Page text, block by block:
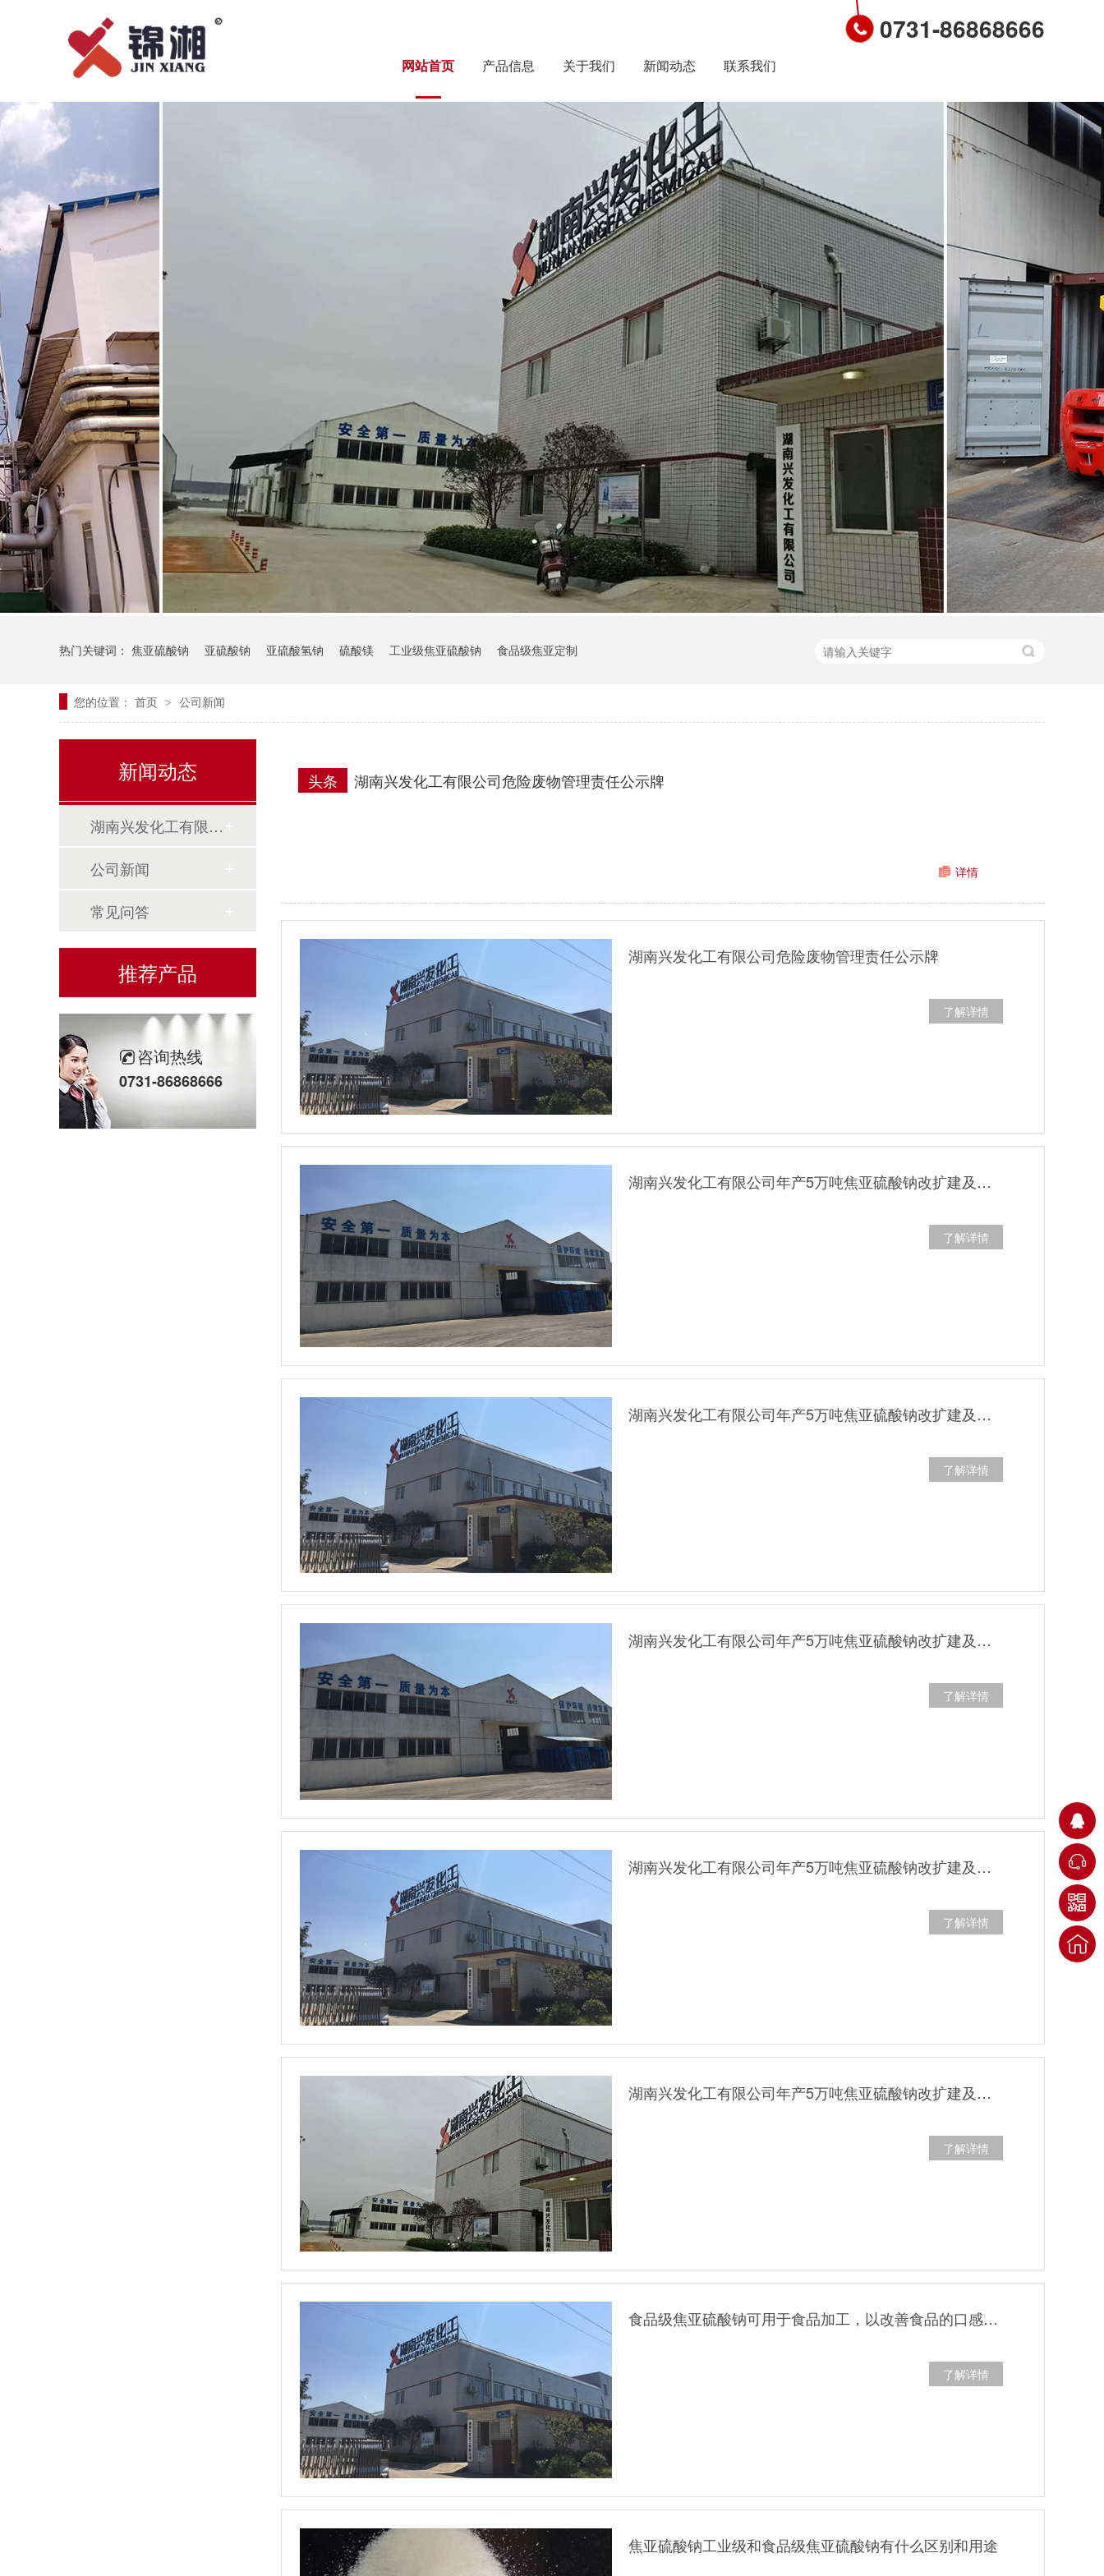
0731-86868666
网站首页 产品信息 关于我们 新闻动态 联系我们
热门关键词： 焦亚硫酸钠 亚硫酸钠 亚硫酸氢钠 硫酸镁 工业级焦亚硫酸钠 食品级焦亚定制
您的位置： 首页 > 公司新闻
湖南兴发化工有限公司危险废物管理责任公示牌
头条
详情
湖南兴发化工有限公司危险废物管理责任公示牌
了解详情
湖南兴发化工有限公司年产5万吨焦亚硫酸钠改扩建及年产1200吨七水硫酸镁项目阶段性（5万吨焦亚硫酸钠） 竣工环境保护验收公示
了解详情
湖南兴发化工有限公司年产5万吨焦亚硫酸钠改扩建及年产1200吨七水硫酸镁项目阶段性（5万吨焦亚硫酸钠） 竣工环境保护设施调试延期公示
了解详情
湖南兴发化工有限公司年产5万吨焦亚硫酸钠改扩建及年产1200吨七水硫酸镁项目阶段性（5万吨焦亚硫酸钠）竣工环保验收延期公示
了解详情
湖南兴发化工有限公司年产5万吨焦亚硫酸钠改扩建及年产1200吨七水硫酸镁项目阶段性（5万吨焦亚硫酸钠） 环境保护设施调试公示
了解详情
湖南兴发化工有限公司年产5万吨焦亚硫酸钠改扩建及年产1200吨七水硫酸镁项目阶段性（5万吨焦亚硫酸钠） 环境保护设施竣工日期公示
了解详情
食品级焦亚硫酸钠可用于食品加工，以改善食品的口感。其主要用途如下：
了解详情
焦亚硫酸钠工业级和食品级焦亚硫酸钠有什么区别和用途
新闻动态
湖南兴发化工有限公司新闻
公司新闻
常见问答
推荐产品
咨询热线
0731-86868666